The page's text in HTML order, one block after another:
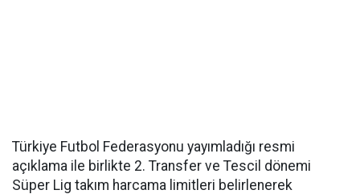
Türkiye Futbol Federasyonu yayımladığı resmi
açıklama ile birlikte 2. Transfer ve Tescil dönemi
Süper Lig takım harcama limitleri belirlenerek